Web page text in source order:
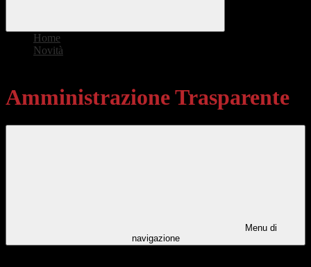
Home
Novità
Amministrazione Trasparente
Menu di
navigazione